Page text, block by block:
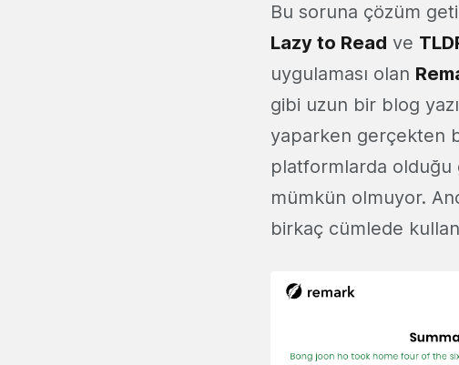
Bu soruna çözüm
Lazy to Read ve
uygulaması olan
gibi uzun bir blog
yaparken gerçekten
platformlarda olduğu
mümkün olmuyor.
birkaç cümlede